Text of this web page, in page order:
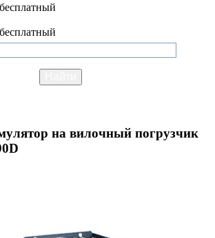
на вилочный погрузчик